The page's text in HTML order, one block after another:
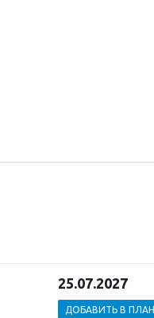
25.07.2027
ДОБАВИТЬ В ПЛАН